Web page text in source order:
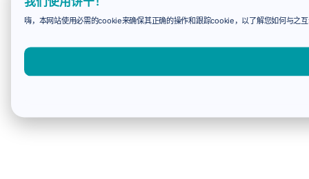
嗨，本网站使用必需的cookie来确保其正确的操作和跟踪cookie，以了解您如何与之